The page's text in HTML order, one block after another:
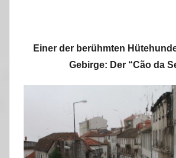
Einer der berühmten
Gebirge: Der “Cão da